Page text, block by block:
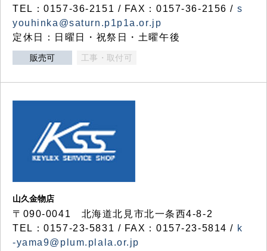
TEL：0157-36-2151 / FAX：0157-36-2156 / s
youhinka@saturn.p1p1a.or.jp
定休日：日曜日・祝祭日・土曜午後
販売可 工事・取付可
山久金物店
〒090-0041 北海道北見市北一条西4-8-2
TEL：0157-23-5831 / FAX：0157-23-5814 / k
-yama9@plum.plala.or.jp